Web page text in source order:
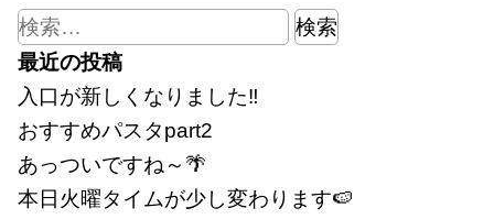
検
索:
最近の投稿
入口が新しくなりました‼
おすすめパスタpart2
あっついですね～🌴
本日火曜タイムが少し変わります🍉